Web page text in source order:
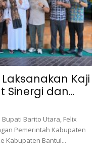
Kaji
Sinergi dan...
Barito Utara, Felix
Pemerintah Kabupaten
Kabupaten Bantul...